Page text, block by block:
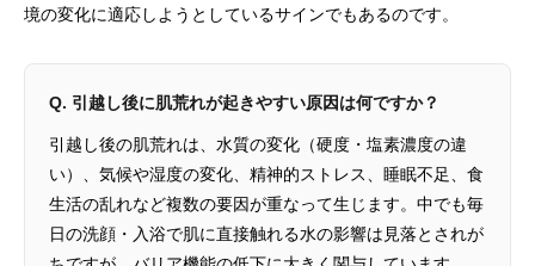
境の変化に適応しようとしているサインでもあるのです。
Q. 引越し後に肌荒れが起きやすい原因は何ですか？
引越し後の肌荒れは、水質の変化（硬度・塩素濃度の違
い）、気候や湿度の変化、精神的ストレス、睡眠不足、食
生活の乱れなど複数の要因が重なって生じます。中でも毎
日の洗顔・入浴で肌に直接触れる水の影響は見落とされが